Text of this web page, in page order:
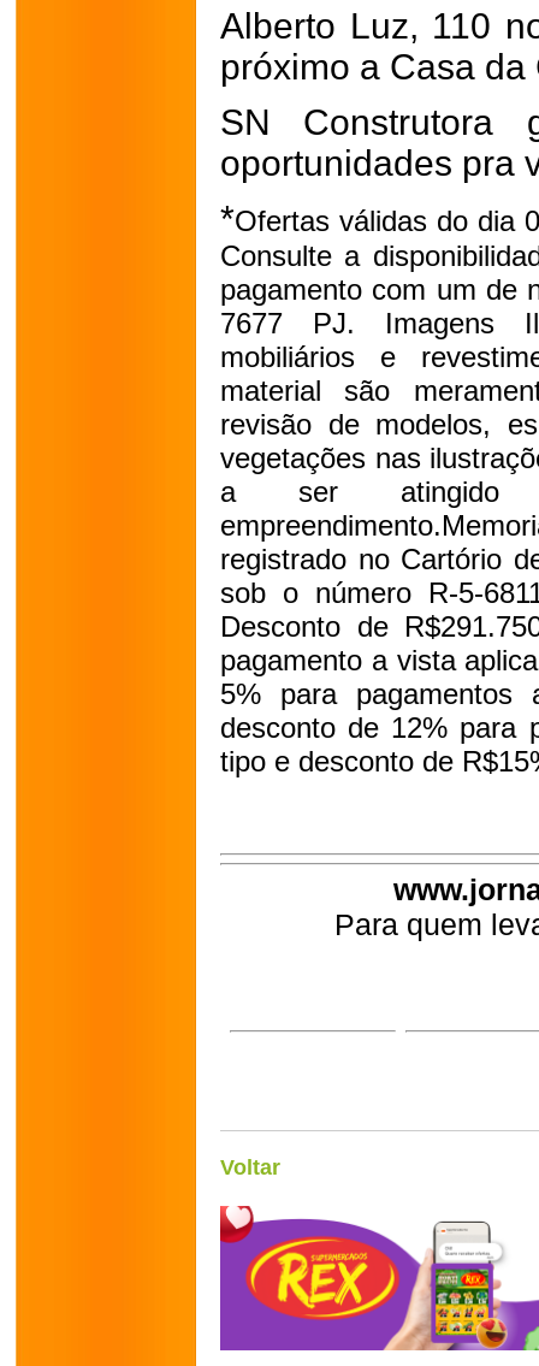
Alberto Luz, 110
próximo a Casa da
SN Construtora
oportunidades pra
*Ofertas válidas do dia
Consulte a
pagamento com um de
7677 PJ. Imagens
mobiliários e
material são
revisão de modelos,
vegetações nas
a ser
registrado no Cartório
sob o número R-5-
Desconto de
pagamento a vista
5% para pagamentos
desconto de 12% para
tipo e desconto de
Para quem
Voltar